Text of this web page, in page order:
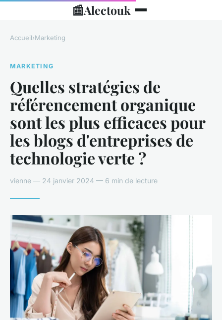
📰Alectouk
Accueil›Marketing
MARKETING
Quelles stratégies de
référencement organique
sont les plus efficaces pour
les blogs d'entreprises de
technologie verte ?
vienne — 24 janvier 2024 — 6 min de lecture